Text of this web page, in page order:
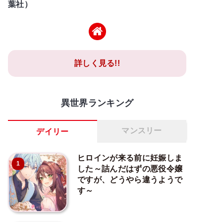
葉社）
詳しく見る!!
異世界ランキング
デイリー マンスリー
1
ヒロインが来る前に妊娠しま
した～詰んだはずの悪役令嬢
ですが、どうやら違うようで
す～